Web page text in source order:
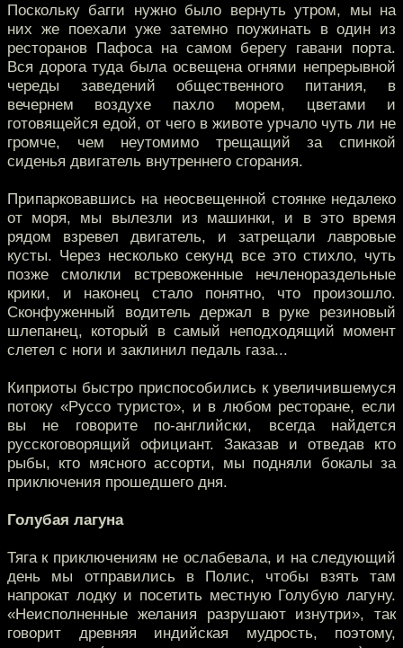
Поскольку багги нужно было вернуть утром, мы на
них же поехали уже затемно поужинать в один из
ресторанов Пафоса на самом берегу гавани порта.
Вся дорога туда была освещена огнями непрерывной
череды заведений общественного питания, в
вечернем воздухе пахло морем, цветами и
готовящейся едой, от чего в животе урчало чуть ли не
громче, чем неутомимо трещащий за спинкой
сиденья двигатель внутреннего сгорания.
Припарковавшись на неосвещенной стоянке недалеко
от моря, мы вылезли из машинки, и в это время
рядом взревел двигатель, и затрещали лавровые
кусты. Через несколько секунд все это стихло, чуть
позже смолкли встревоженные нечленораздельные
крики, и наконец стало понятно, что произошло.
Сконфуженный водитель держал в руке резиновый
шлепанец, который в самый неподходящий момент
слетел с ноги и заклинил педаль газа...
Киприоты быстро приспособились к увеличившемуся
потоку «Руссо туристо», и в любом ресторане, если
вы не говорите по-английски, всегда найдется
русскоговорящий официант. Заказав и отведав кто
рыбы, кто мясного ассорти, мы подняли бокалы за
приключения прошедшего дня.
Голубая лагуна
Тяга к приключениям не ослабевала, и на следующий
день мы отправились в Полис, чтобы взять там
напрокат лодку и посетить местную Голубую лагуну.
«Неисполненные желания разрушают изнутри», так
говорит древняя индийская мудрость, поэтому,